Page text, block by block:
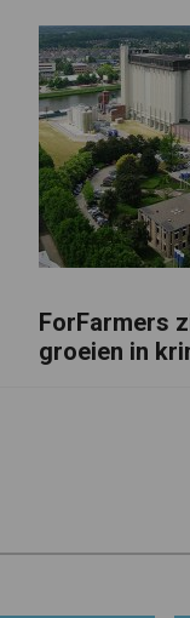
ForFarmers
groeien in